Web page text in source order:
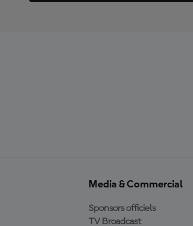
Media & Commercial
Sponsors officiels
TV Broadcast